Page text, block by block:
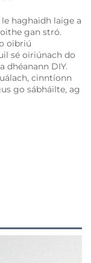
haghaidh laige a
gan stró.
oibriú
sé oiriúnach do
dhéanann DIY.
cinntíonn
go sábháilte, ag